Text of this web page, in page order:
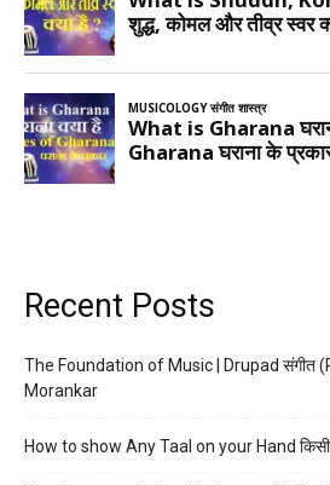
Recent Posts
The Foundation of Music | Drupad संगीत
Morankar
How to show Any Taal on your Hand किसी